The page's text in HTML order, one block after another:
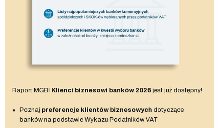
Raport MGBI Klienci biznesowi banków 2026 jest już dostępny!
Poznaj preferencje klientów biznesowych dotyczące
banków na podstawie Wykazu Podatników VAT